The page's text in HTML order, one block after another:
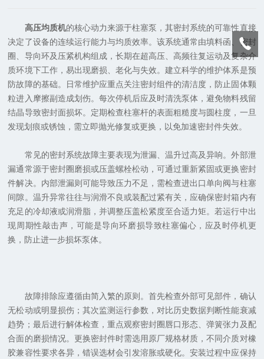
高压均质机的核心动力来源于柱塞泵，其密封系统的可靠性直接
决定了设备的连续运行能力与均质效率。该系统通常由填料函、密封
圈、导向环及压紧机构组成，长期在超高压、高频往复运动及复杂介
质环境下工作，易出现磨损、老化与失效。建立科学的维护体系是预
防故障的基础。日常维护应重点关注密封组件的清洁度，防止固体颗
粒进入摩擦副造成划伤。每次停机后应及时清洗泵体，避免物料残留
结晶导致密封面损坏。定期检查柱塞杆的表面粗糙度与圆柱度，一旦
发现划痕或锈蚀，需立即抛光修复或更换，以免加速密封件失效。
常见的密封系统故障主要表现为泄漏、温升过高及异响。外部泄
漏通常源于密封圈磨损或压盖螺栓松动，可通过重新紧固或更换密封
件解决。内部泄漏则可能导致压力不足，需检查进出口单向阀与柱塞
间隙。温升异常往往与润滑不良或装配过紧有关，应确保密封箱内有
充足的冷却液或润滑脂，并调整压盖松紧度至合适力矩。若运行中出
现周期性敲击声，可能是导向环磨损导致柱塞偏心，应及时停机更
换，防止进一步损坏泵体。
故障排除应遵循由简入繁的原则。首先检查外部可见部件，确认
无松动或明显损伤；其次监测运行参数，对比历史数据判断性能衰减
趋势；最后进行解体检查，重点观察密封圈唇口形态、弹簧张力及配
合面的磨损情况。更换密封件时需选用原厂规格材质，不同介质对橡
胶兼容性要求各异，错误选材会引发溶胀或硬化。安装过程中应保持